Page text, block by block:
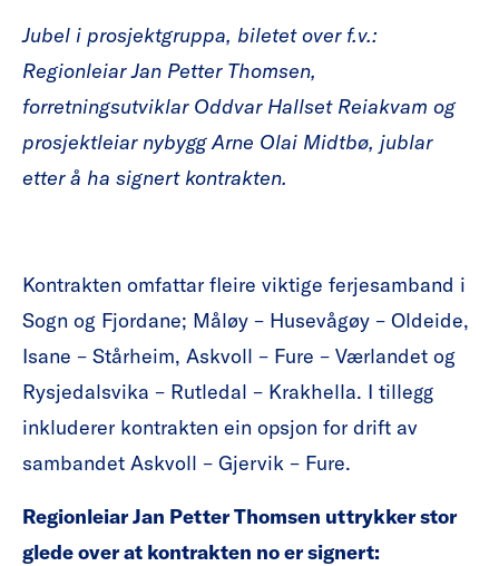
Jubel i prosjektgruppa, biletet over f.v.:
Regionleiar Jan Petter Thomsen,
forretningsutviklar Oddvar Hallset Reiakvam og
prosjektleiar nybygg Arne Olai Midtbø, jublar
etter å ha signert kontrakten.
Kontrakten omfattar fleire viktige ferjesamband i
Sogn og Fjordane; Måløy – Husevågøy – Oldeide,
Isane – Stårheim, Askvoll – Fure – Værlandet og
Rysjedalsvika – Rutledal – Krakhella. I tillegg
inkluderer kontrakten ein opsjon for drift av
sambandet Askvoll – Gjervik – Fure.
Regionleiar Jan Petter Thomsen uttrykker stor
glede over at kontrakten no er signert: